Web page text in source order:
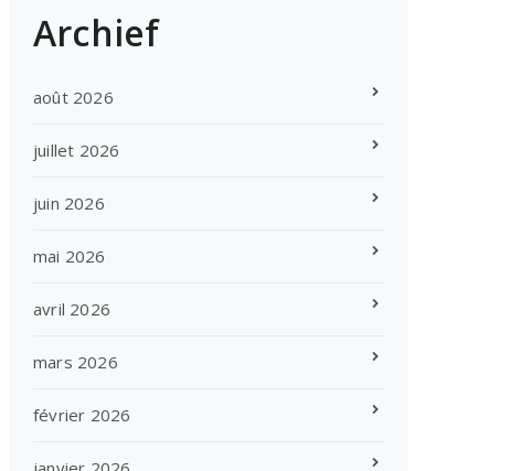
Archief
août 2026
juillet 2026
juin 2026
mai 2026
avril 2026
mars 2026
février 2026